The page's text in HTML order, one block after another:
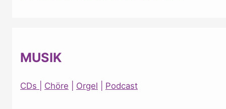
MUSIK
CDs Chöre Orgel Podcast